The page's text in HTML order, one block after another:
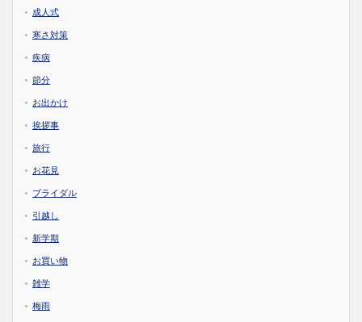
成人式
寒さ対策
疾病
節分
お出かけ
挨拶事
旅行
お花見
ブライダル
引越し
新学期
お買い物
雑学
梅雨